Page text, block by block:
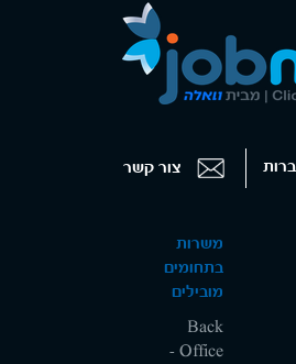
משרות
בתחומים
מובילים
Back
Office -